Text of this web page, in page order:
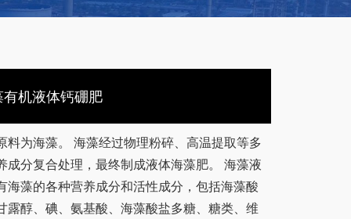
有机液体钙硼肥
料为海藻。 海藻经过物理粉碎、高温提取等多
成分复合处理，最终制成液体海藻肥。 海藻液
海藻的各种营养成分和活性成分，包括海藻酸
露醇、碘、氨基酸、海藻酸盐多糖、糖类、维